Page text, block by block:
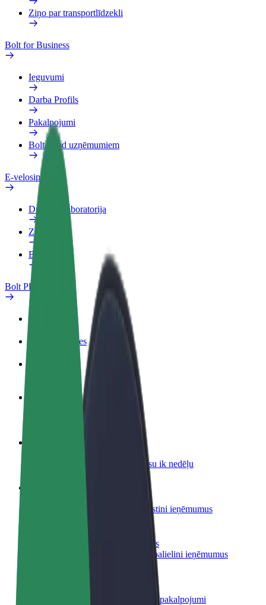
Ziņo par transportlīdzekli
Bolt for Business
Ieguvumi
Darba Profils
Pakalpojumi
Bolt Food uzņēmumiem
E-velosipēdi
Drošības laboratorija
Ziņot
BUJ
Bolt Plus
Kā pievienoties
Gūsti ieņēmumus, kā vēlies
Piegādā ēdienu un saņem izmaksu ik nedēļu
Sasniedz vairāk klientu un paaugstini ieņēmumus
Reģistrējies kā autoparka īpašnieks
Pievieno savu autoparku Bolt un palielini ieņēmumus
Bolt for Business
Tavam uzņēmumam pielāgoti Bolt pakalpojumi